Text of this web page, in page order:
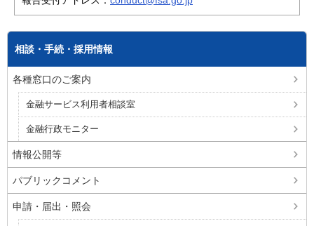
相談・手続・採用情報
各種窓口のご案内
金融サービス利用者相談室
金融行政モニター
情報公開等
パブリックコメント
申請・届出・照会